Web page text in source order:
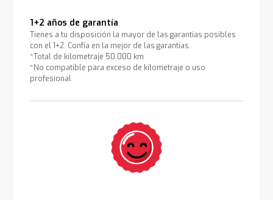
1+2 años de garantía
Tienes a tu disposición la mayor de las garantías posibles
con el 1+2. Confía en la mejor de las garantías.
*Total de kilometraje 50.000 km
*No compatible para exceso de kilometraje o uso
profesional